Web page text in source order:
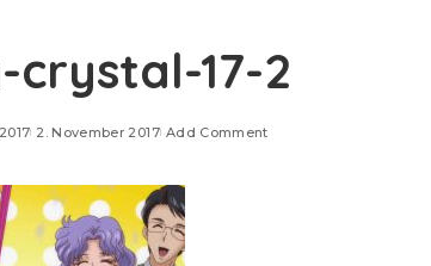
17-2
2. November 2017 Add Comment